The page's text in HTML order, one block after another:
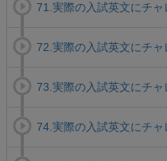
71.実際の入試英文にチ
72.実際の入試英文にチ
73.実際の入試英文にチ
74.実際の入試英文にチ